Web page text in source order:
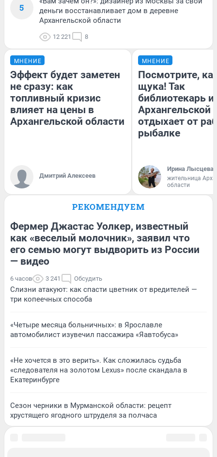
5
деньги восстанавливает дом в деревне
Архангельской области
12 221 8
МНЕНИЕ
Эффект будет заметен
не сразу: как
топливный кризис
влияет на цены в
Архангельской области
Дмитрий Алексеев
МНЕНИЕ
Посмотрите,
щука! Так
библиотекарь
Архангельской
отдыхает от
рыбалке
Ирина Лысцева
жительница
области
РЕКОМЕНДУЕМ
Фермер Джастас Уолкер, известный
как «веселый молочник», заявил что
его семью могут выдворить из России
— видео
6 часов 3 241 Обсудить
Слизни атакуют: как спасти цветник от вредителей —
три копеечных способа
«Четыре месяца больничных»: в Ярославле
автомобилист изувечил пассажира «Яавтобуса»
«Не хочется в это верить». Как сложилась судьба
«следователя на золотом Lexus» после скандала в
Екатеринбурге
Сезон черники в Мурманской области: рецепт
хрустящего ягодного штруделя за полчаса